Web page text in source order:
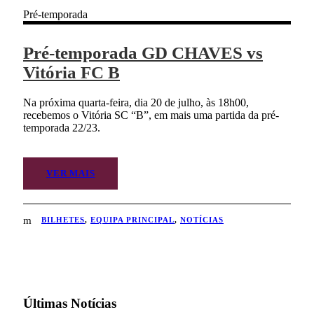
Pré-temporada
Pré-temporada GD CHAVES vs
Vitória FC B
Na próxima quarta-feira, dia 20 de julho, às 18h00,
recebemos o Vitória SC “B”, em mais uma partida da pré-
temporada 22/23.
VER MAIS
BILHETES, EQUIPA PRINCIPAL, NOTÍCIAS
Últimas Notícias